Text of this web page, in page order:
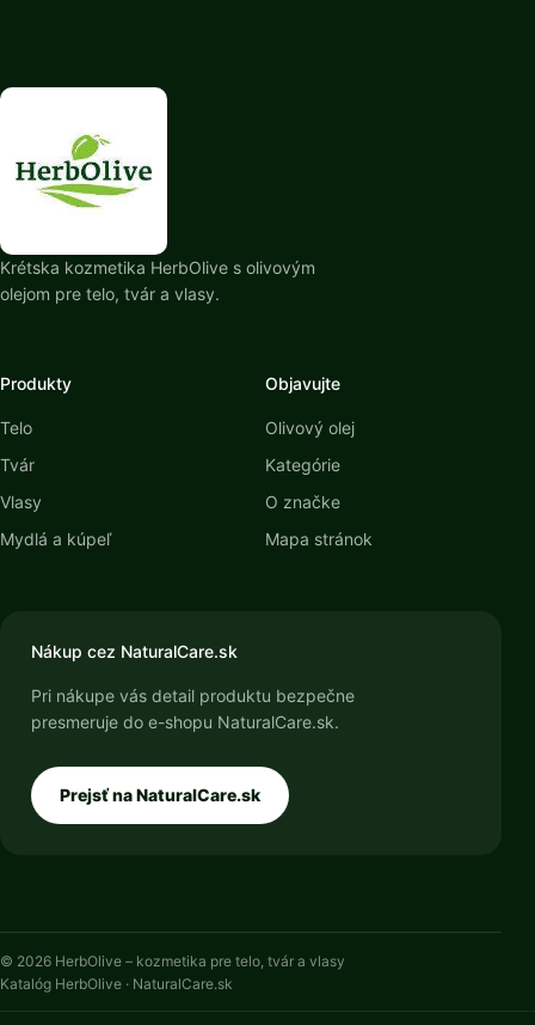
Krétska kozmetika HerbOlive s olivovým
olejom pre telo, tvár a vlasy.
Produkty
Telo
Tvár
Vlasy
Mydlá a kúpeľ
Objavujte
Olivový olej
Kategórie
O značke
Mapa stránok
Nákup cez NaturalCare.sk
Pri nákupe vás detail produktu bezpečne
presmeruje do e-shopu NaturalCare.sk.
Prejsť na NaturalCare.sk
© 2026 HerbOlive – kozmetika pre telo, tvár a vlasy
Katalóg HerbOlive · NaturalCare.sk